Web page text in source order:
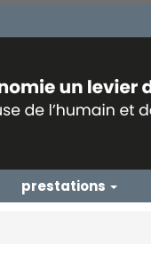
prestations